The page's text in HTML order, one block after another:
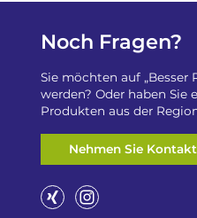
Noch Fragen?
Sie möchten auf „Besser
werden? Oder haben Sie
Produkten aus der
Nehmen Sie